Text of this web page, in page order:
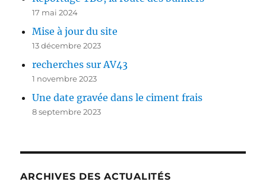
17 mai 2024
Mise à jour du site
13 décembre 2023
recherches sur AV43
1 novembre 2023
Une date gravée dans le ciment frais
8 septembre 2023
ARCHIVES DES ACTUALITÉS